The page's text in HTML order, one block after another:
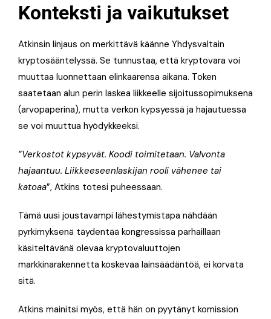
Konteksti ja vaikutukset
Atkinsin linjaus on merkittävä käänne Yhdysvaltain
kryptosääntelyssä. Se tunnustaa, että kryptovara voi
muuttaa luonnettaan elinkaarensa aikana. Token
saatetaan alun perin laskea liikkeelle sijoitussopimuksena
(arvopaperina), mutta verkon kypsyessä ja hajautuessa
se voi muuttua hyödykkeeksi.
”Verkostot kypsyvät. Koodi toimitetaan. Valvonta
hajaantuu. Liikkeeseenlaskijan rooli vähenee tai
katoaa”, Atkins totesi puheessaan.
Tämä uusi joustavampi lähestymistapa nähdään
pyrkimyksenä täydentää kongressissa parhaillaan
käsiteltävänä olevaa kryptovaluuttojen
markkinarakennetta koskevaa lainsäädäntöä, ei korvata
sitä.
Atkins mainitsi myös, että hän on pyytänyt komission